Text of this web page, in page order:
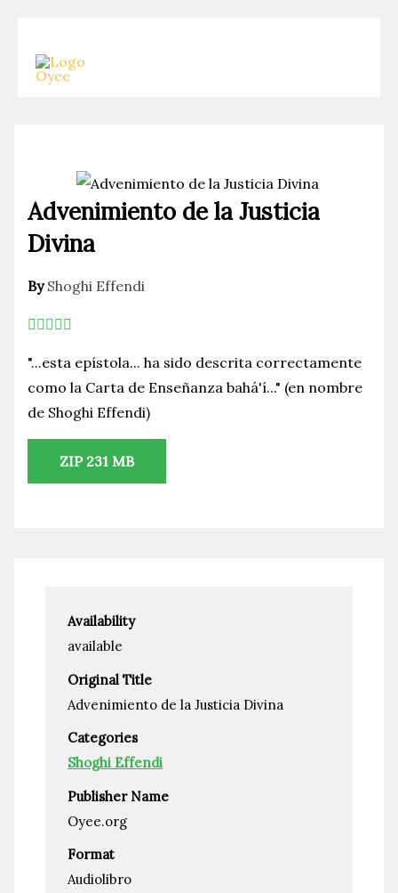
content
Advenimiento de la Justicia
Divina
ByShoghi Effendi
"...esta epístola... ha sido descrita correctamente
como la Carta de Enseñanza bahá'í..." (en nombre
de Shoghi Effendi)
ZIP 231 MB
Availability
available
Original Title
Advenimiento de la Justicia Divina
Categories
Shoghi Effendi
Publisher Name
Oyee.org
Format
Audiolibro